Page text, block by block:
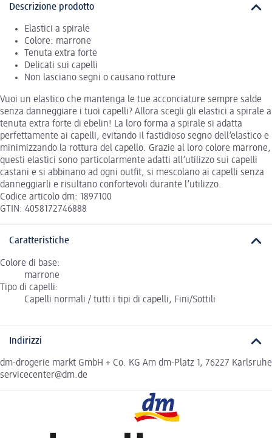
Descrizione prodotto
Elastici a spirale
Colore: marrone
Tenuta extra forte
Delicati sui capelli
Non lasciano segni o causano rotture
Vuoi un elastico che mantenga le tue acconciature sempre salde
senza danneggiare i tuoi capelli? Allora scegli gli elastici a spirale a
tenuta extra forte di ebelin! La loro forma a spirale si adatta
perfettamente ai capelli, evitando il fastidioso segno dell’elastico e
minimizzando la rottura del capello. Grazie al loro colore marrone,
questi elastici sono particolarmente adatti all’utilizzo sui capelli
castani e si abbinano ad ogni outfit, si mescolano ai capelli senza
danneggiarli e risultano confortevoli durante l’utilizzo.
Codice articolo dm: 1897100
GTIN: 4058172746888
Caratteristiche
Colore di base:
marrone
Tipo di capelli:
Capelli normali / tutti i tipi di capelli, Fini/Sottili
Indirizzi
dm-drogerie markt GmbH + Co. KG Am dm-Platz 1, 76227 Karlsruhe
servicecenter@dm.de